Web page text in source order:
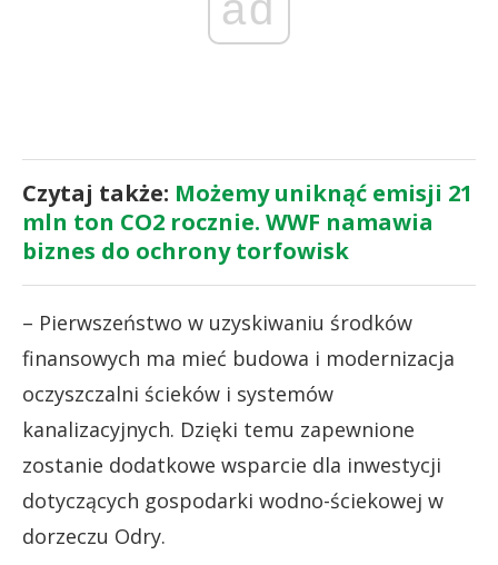
Czytaj także: Możemy uniknąć emisji 21
mln ton CO2 rocznie. WWF namawia
biznes do ochrony torfowisk
– Pierwszeństwo w uzyskiwaniu środków
finansowych ma mieć budowa i modernizacja
oczyszczalni ścieków i systemów
kanalizacyjnych. Dzięki temu zapewnione
zostanie dodatkowe wsparcie dla inwestycji
dotyczących gospodarki wodno-ściekowej w
dorzeczu Odry.